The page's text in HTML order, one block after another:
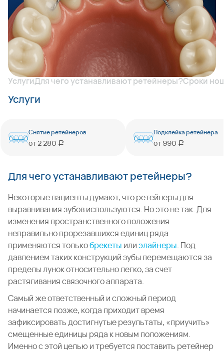
специалист предписывает применение обоих
вариантов, в соответствии с графиком ношения.
УслугиДля чего устанавливают ретейнеры?Сроки
Услуги
Снятие ретейнеров
от 2 280 руб
Подклейка ретейнера
от 990 руб
Для чего устанавливают ретейнеры?
Некоторые пациенты думают, что ретейнеры для
выравнивания зубов используются. Но это не так. Для
изменения пространственного положения
неправильно прорезавшихся единиц ряда
применяются толькобрекеты илиэлайнеры. Под
давлением таких конструкций зубы перемещаются за
пределы лунок относительно легко, за счет
растягивания связочного аппарата.
Самый же ответственный и сложный период
начинается позже, когда приходит время
зафиксировать достигнутые результаты, «приучить»
смещенные единицы ряда к новым положениям.
Именно с этой целью и требуется поставить ретейнер